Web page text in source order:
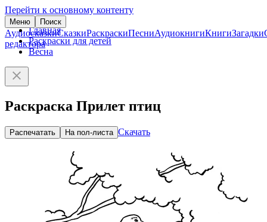
Перейти к основному контенту
Меню Поиск
АудиосказкиСказкиРаскраскиПесниАудиокнигиКнигиЗагадки
редактора
Главная
Раскраски для детей
Весна
Раскраска Прилет птиц
Распечатать На пол-листа Скачать